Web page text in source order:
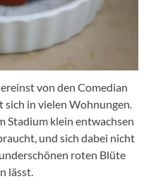
von den Comedian
sich in vielen Wohnungen.
Stadium klein entwachsen
und sich dabei nicht
roten Blüte
lässt.